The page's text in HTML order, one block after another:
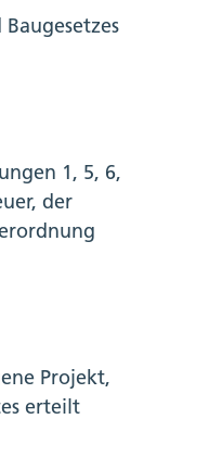
1, 5, 6,
der
Projekt,
erteilt